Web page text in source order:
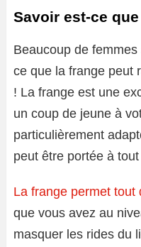
Savoir est-ce
Beaucoup de
ce que la frange peut
! La frange est une
un coup de jeune à
particulièrement
peut être portée à
La frange permet tout
que vous avez au
masquer les rides du